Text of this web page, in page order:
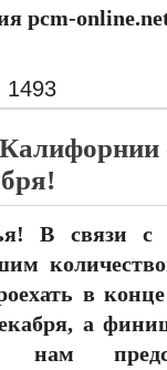
pcm-
В связи
в
а
нам